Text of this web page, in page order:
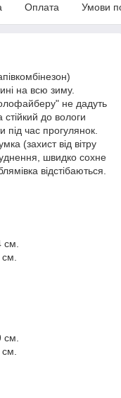
Оплата Умови
на всю зиму.
не дадуть
до вологи
під час прогулянок.
(захист від вітру
швидко сохне
відстібаються.